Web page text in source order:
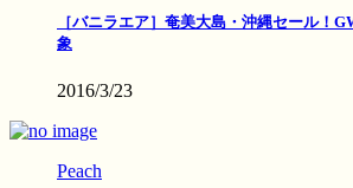
［バニラエア］奄美大島・沖縄セール！
象
2016/3/23
Peach